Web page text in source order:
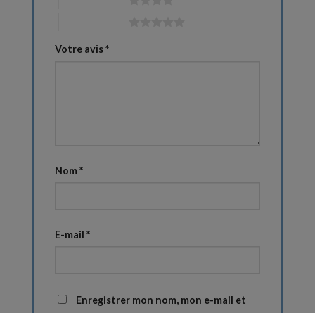
Votre avis*
Nom *
E-mail *
Enregistrer mon nom, mon e-mail et